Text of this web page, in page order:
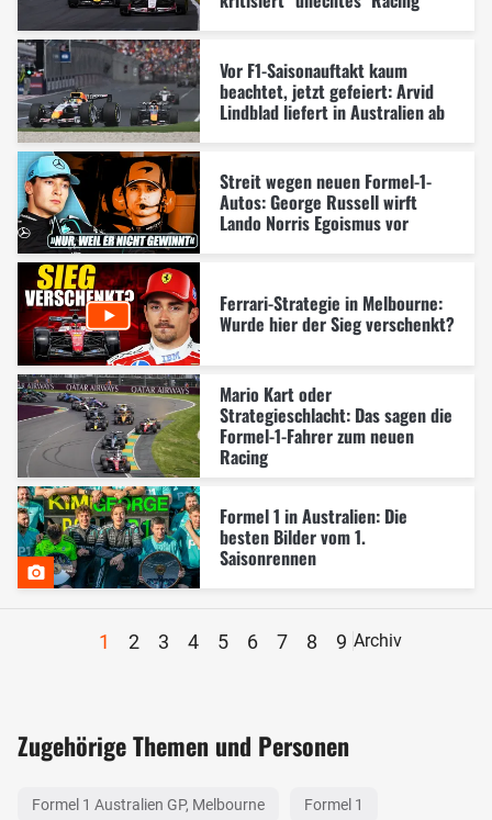
Vor F1-Saisonauftakt kaum
beachtet, jetzt gefeiert: Arvid
Lindblad liefert in Australien ab
Streit wegen neuen Formel-1-
Autos: George Russell wirft
Lando Norris Egoismus vor
Ferrari-Strategie in Melbourne:
Wurde hier der Sieg verschenkt?
Mario Kart oder
Strategieschlacht: Das sagen die
Formel-1-Fahrer zum neuen
Racing
Formel 1 in Australien: Die
besten Bilder vom 1.
Saisonrennen
1 2 3 4 5 6 7 8 9 Archiv
Zugehörige Themen und Personen
Formel 1 Australien GP, Melbourne Formel 1